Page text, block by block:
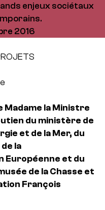
enjeux sociétaux
2016
Madame la Ministre
du ministère de
et de la Mer, du
la
Européenne et du
de la Chasse et
François